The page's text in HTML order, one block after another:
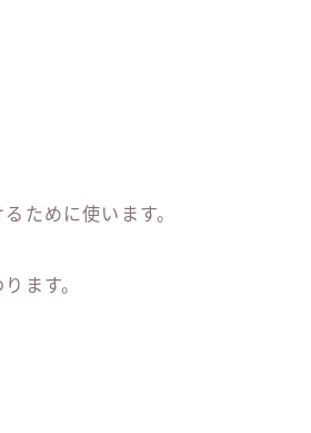
ために使います。
ます。